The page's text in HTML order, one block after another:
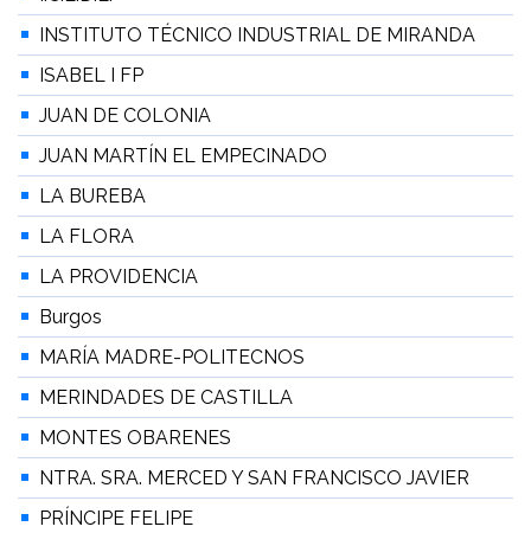
INSTITUTO TÉCNICO INDUSTRIAL DE MIRANDA
ISABEL I FP
JUAN DE COLONIA
JUAN MARTÍN EL EMPECINADO
LA BUREBA
LA FLORA
LA PROVIDENCIA
Burgos
MARÍA MADRE-POLITECNOS
MERINDADES DE CASTILLA
MONTES OBARENES
NTRA. SRA. MERCED Y SAN FRANCISCO JAVIER
PRÍNCIPE FELIPE